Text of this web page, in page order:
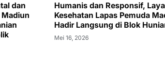
dan
Humanis dan Responsif,
Kesehatan Lapas Pemuda
Hadir Langsung di Blok
Mei 16, 2026